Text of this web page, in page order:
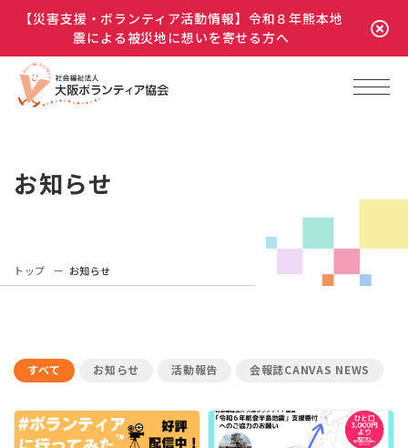
【災害支援・ボランティア活動情報】令和８年熊本地
震による被災地に想いを寄せる方へ
お知らせ
トップ お知らせ
すべて お知らせ 活動報告 会報誌CANVAS NEWS